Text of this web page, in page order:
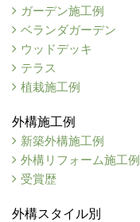
ガーデン施工例
ベランダガーデン
ウッドデッキ
テラス
植栽施工例
外構施工例
新築外構施工例
外構リフォーム施工例
受賞歴
外構スタイル別